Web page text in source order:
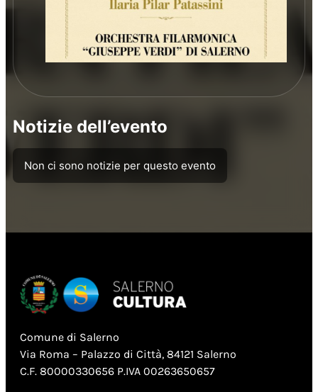
Notizie dell’evento
Non ci sono notizie per questo evento
Comune di Salerno
Via Roma – Palazzo di Città, 84121 Salerno
C.F. 80000330656 P.IVA 00263650657